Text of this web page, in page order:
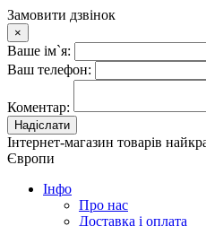
Замовити дзвінок
×
Ваше ім`я:
Ваш телефон:
Коментар:
Надіслати
Інтернет-магазин товарів
Європи
Iнфо
Про нас
Доставка і оплата